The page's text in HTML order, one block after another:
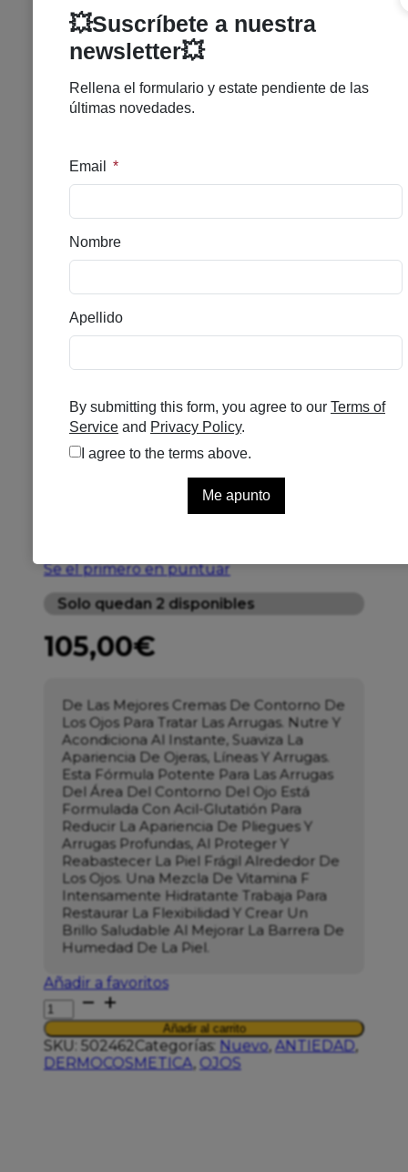
PERRICONE MD
ESSENTIAL FX ACYL-
GLUTATHIONE EYE CREAM
Se el primero en puntuar
Solo quedan 2 disponibles
105,00€
De Las Mejores Cremas De Contorno De
Los Ojos Para Tratar Las Arrugas. Nutre Y
Acondiciona Al Instante, Suaviza La
Apariencia De Ojeras, Líneas Y Arrugas.
Esta Fórmula Potente Para Las Arrugas
Del Área Del Contorno Del Ojo Está
Formulada Con Acil-Glutatión Para
Reducir La Apariencia De Pliegues Y
Arrugas Profundas, Al Proteger Y
Reabastecer La Piel Frágil Alrededor De
Los Ojos. Una Mezcla De Vitamina F
Intensamente Hidratante Trabaja Para
Restaurar La Flexibilidad Y Crear Un
Brillo Saludable Al Mejorar La Barrera De
Humedad De La Piel.
Añadir a favoritos
PERRICONE
MD
ESSENTIAL
FX
ACYL-
Añadir al carrito
SKU: 502462Categorías: Nuevo, ANTIEDAD,
DERMOCOSMETICA, OJOS